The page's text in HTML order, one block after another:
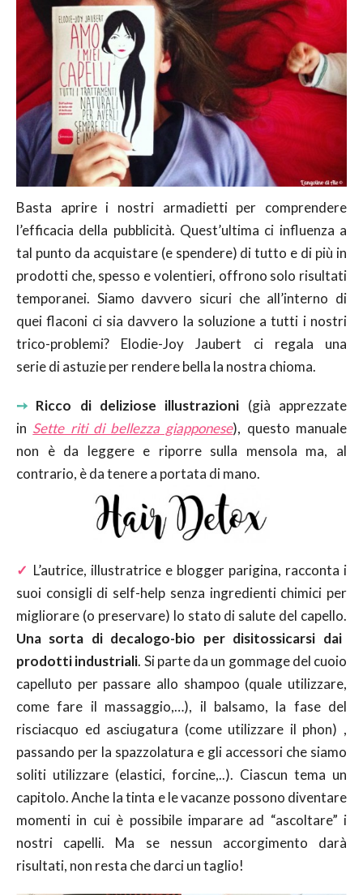
Basta aprire i nostri armadietti per comprendere
l’efficacia della pubblicità. Quest’ultima ci influenza a
tal punto da acquistare (e spendere) di tutto e di più in
prodotti che, spesso e volentieri, offrono solo risultati
temporanei. Siamo davvero sicuri che all’interno di
quei flaconi ci sia davvero la soluzione a tutti i nostri
trico-problemi? Elodie-Joy Jaubert ci regala una
serie di astuzie per rendere bella la nostra chioma.
➙ Ricco di deliziose illustrazioni (già apprezzate
in Sette riti di bellezza giapponese), questo manuale
non è da leggere e riporre sulla mensola ma, al
contrario, è da tenere a portata di mano.
✓ L’autrice, illustratrice e blogger parigina, racconta i
suoi consigli di self-help senza ingredienti chimici per
migliorare (o preservare) lo stato di salute del capello.
Una sorta di decalogo-bio per disitossicarsi dai
prodotti industriali. Si parte da un gommage del cuoio
capelluto per passare allo shampoo (quale utilizzare,
come fare il massaggio,…), il balsamo, la fase del
risciacquo ed asciugatura (come utilizzare il phon) ,
passando per la spazzolatura e gli accessori che siamo
soliti utilizzare (elastici, forcine,..). Ciascun tema un
capitolo. Anche la tinta e le vacanze possono diventare
momenti in cui è possibile imparare ad “ascoltare” i
nostri capelli. Ma se nessun accorgimento darà
risultati, non resta che darci un taglio!